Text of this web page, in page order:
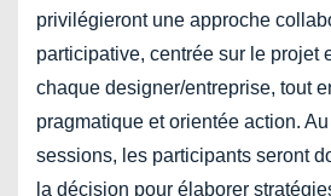
privilégieront une approche
participative, centrée sur le projet
chaque designer/entreprise, tout
pragmatique et orientée action.
sessions, les participants seront
la décision pour élaborer